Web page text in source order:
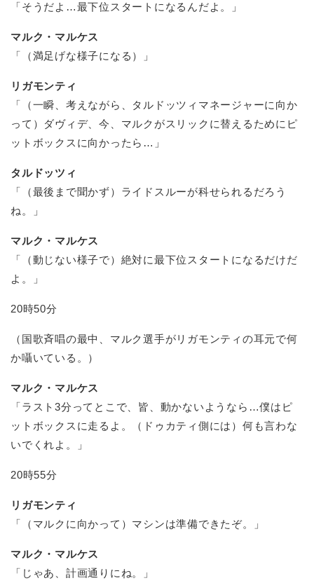
「そうだよ…最下位スタートになるんだよ。」
マルク・マルケス
「（満足げな様子になる）」
リガモンティ
「（一瞬、考えながら、タルドッツィマネージャーに向か
って）ダヴィデ、今、マルクがスリックに替えるためにピ
ットボックスに向かったら…」
タルドッツィ
「（最後まで聞かず）ライドスルーが科せられるだろう
ね。」
マルク・マルケス
「（動じない様子で）絶対に最下位スタートになるだけだ
よ。」
20時50分
（国歌斉唱の最中、マルク選手がリガモンティの耳元で何
か囁いている。）
マルク・マルケス
「ラスト3分ってとこで、皆、動かないようなら…僕はピ
ットボックスに走るよ。（ドゥカティ側には）何も言わな
いでくれよ。」
20時55分
リガモンティ
「（マルクに向かって）マシンは準備できたぞ。」
マルク・マルケス
「じゃあ、計画通りにね。」